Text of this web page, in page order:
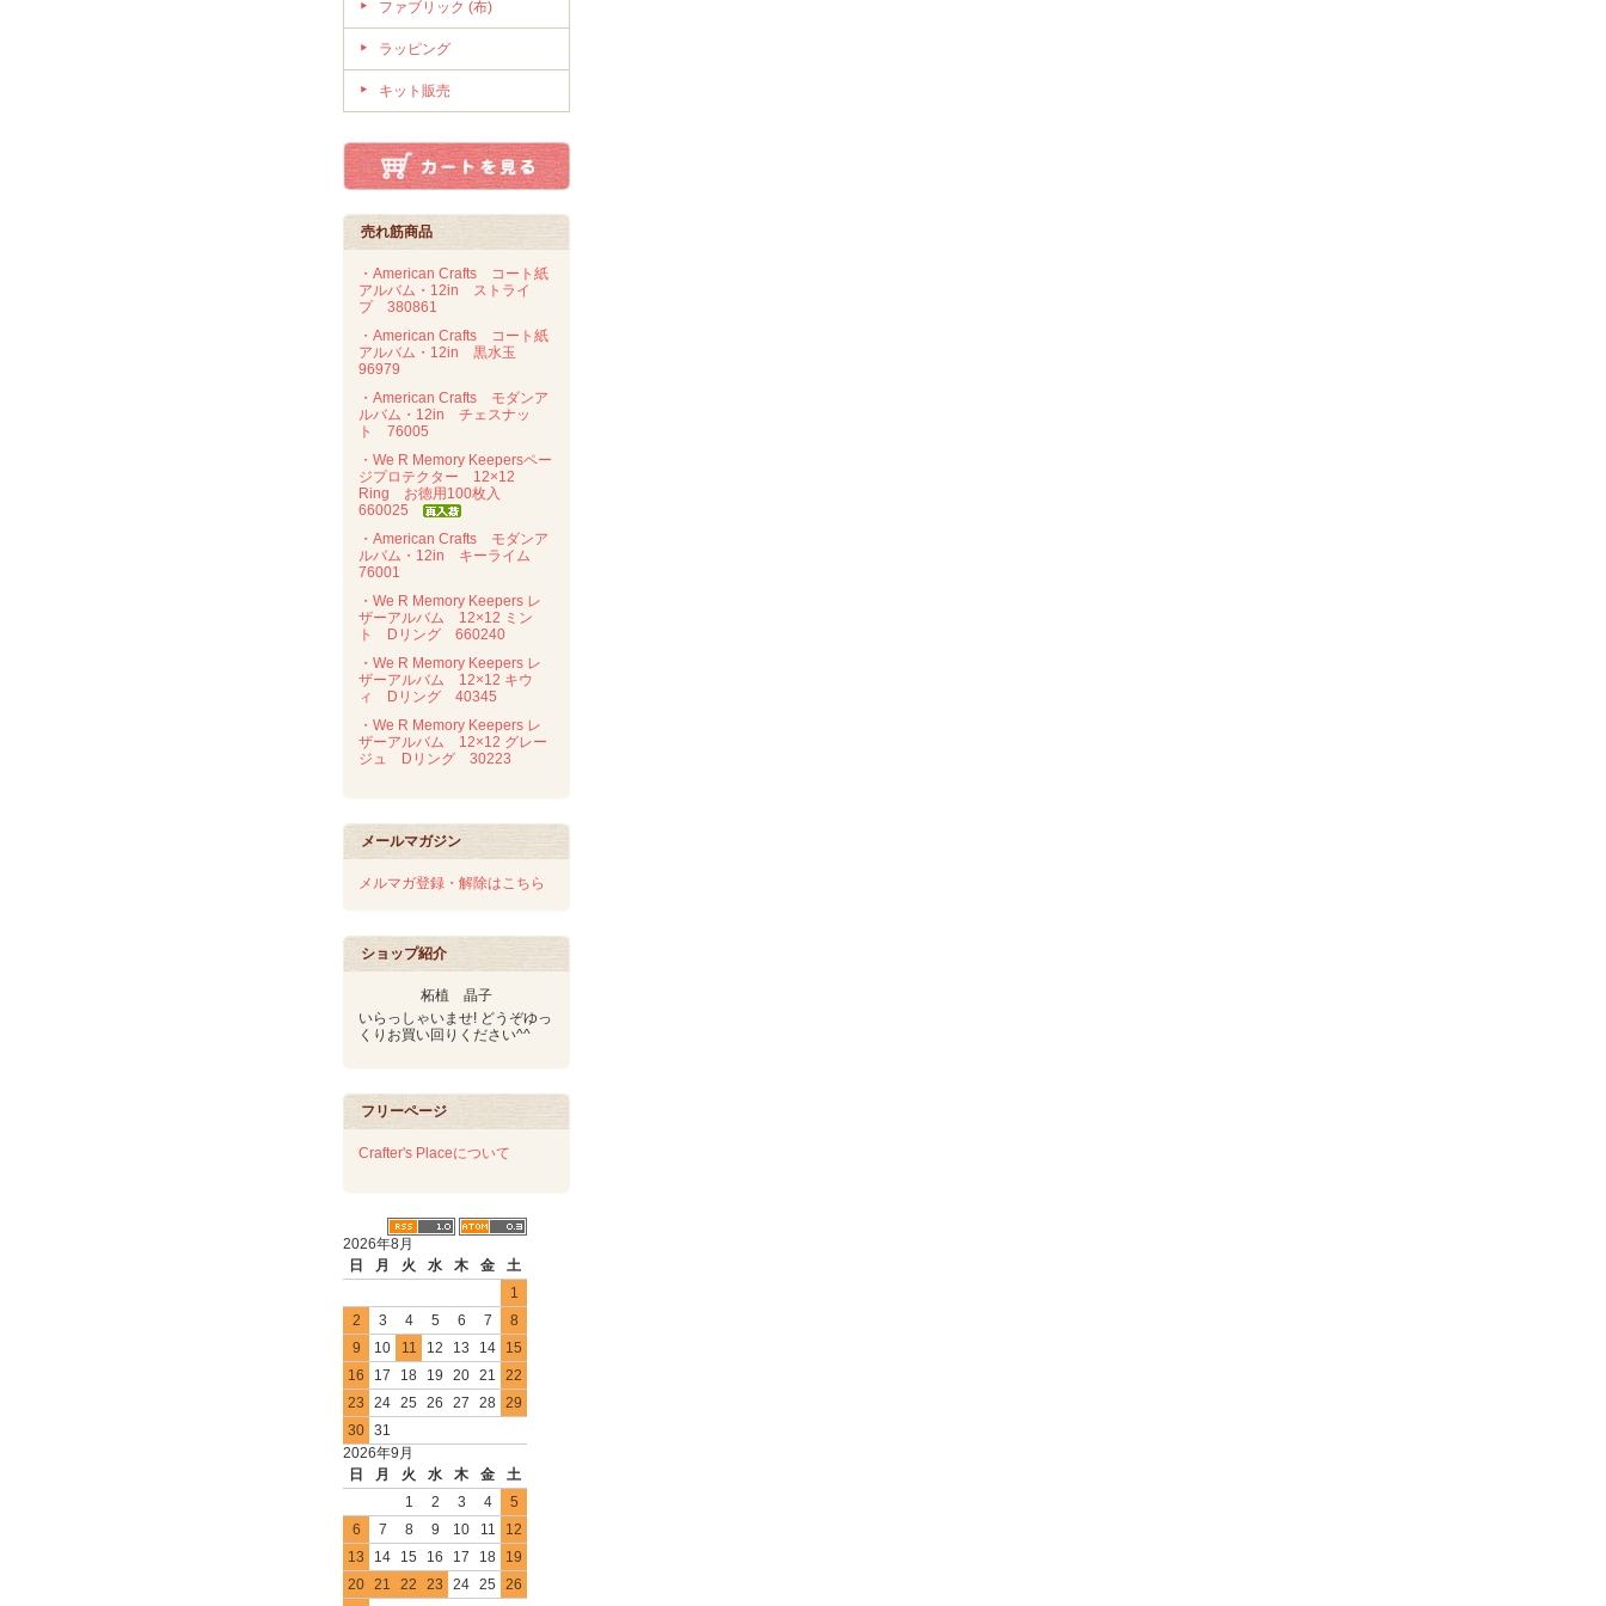
ファブリック (布)
ラッピング
キット販売
売れ筋商品
・American Crafts コート紙
アルバム・12in ストライ
プ 380861
・American Crafts コート紙
アルバム・12in 黒水玉
96979
・American Crafts モダンア
ルバム・12in チェスナッ
ト 76005
・We R Memory Keepersペー
ジプロテクター 12×12
Ring お徳用100枚入
660025
・American Crafts モダンア
ルバム・12in キーライム
76001
・We R Memory Keepers レ
ザーアルバム 12×12 ミン
ト Dリング 660240
・We R Memory Keepers レ
ザーアルバム 12×12 キウ
ィ Dリング 40345
・We R Memory Keepers レ
ザーアルバム 12×12 グレー
ジュ Dリング 30223
メールマガジン
メルマガ登録・解除はこちら
ショップ紹介
柘植 晶子
いらっしゃいませ! どうぞゆっ
くりお買い回りください^^
フリーページ
Crafter's Placeについて
2026年8月
日
月 火 水 木 金
土
1
2
3 4 5 6 7
8
9
10 11 12 13 14
15
16
17 18 19 20 21
22
23
24 25 26 27 28 29
30 31
2026年9月
日
月 火 水 木 金
土
1
2 3 4
5
6
7 8 9 10 11
12
13
14 15 16 17 18
19
20 21 22 23 24 25
26